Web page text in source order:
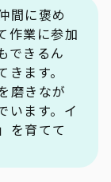
間に褒め
作業に参加
できるん
ます。
磨きなが
います。イ
を育てて